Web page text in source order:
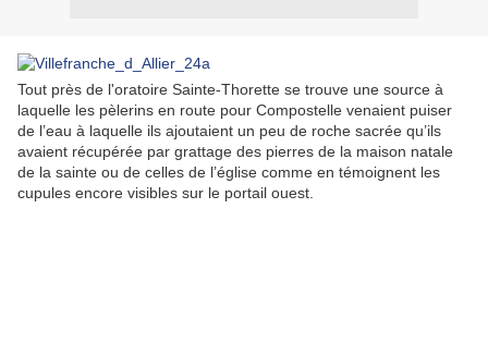
Tout près de l'oratoire Sainte-Thorette se trouve une source à
laquelle les pèlerins en route pour Compostelle venaient puiser
de l’eau à laquelle ils ajoutaient un peu de roche sacrée qu’ils
avaient récupérée par grattage des pierres de la maison natale
de la sainte ou de celles de l’église comme en témoignent les
cupules encore visibles sur le portail ouest.